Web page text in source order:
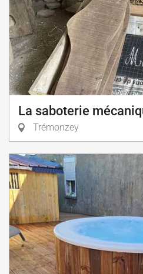
La saboterie
Trémonzey